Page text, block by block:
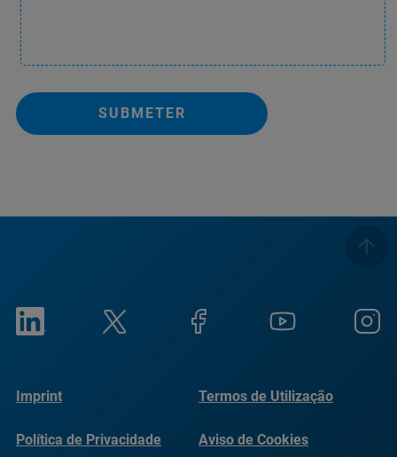
SUBMETER
Imprint Termos de Utilização
Política de Privacidade Aviso de Cookies